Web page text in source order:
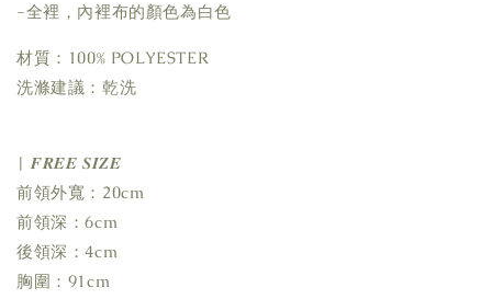
-全裡，內裡布的顏色為白色
材質：100% POLYESTER
洗滌建議：乾洗
| 𝑭𝑹𝑬𝑬 𝑺𝑰𝒁𝑬
前領外寬：20cm
前領深：6cm
後領深：4cm
胸圍：91cm